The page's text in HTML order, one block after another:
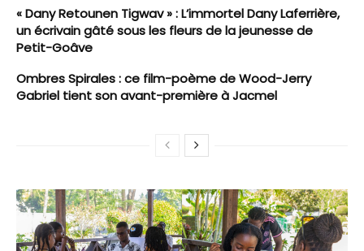
« Dany Retounen Tigwav » : L’immortel Dany Laferrière,
un écrivain gâté sous les fleurs de la jeunesse de
Petit-Goâve
Ombres Spirales : ce film-poème de Wood-Jerry
Gabriel tient son avant-première à Jacmel